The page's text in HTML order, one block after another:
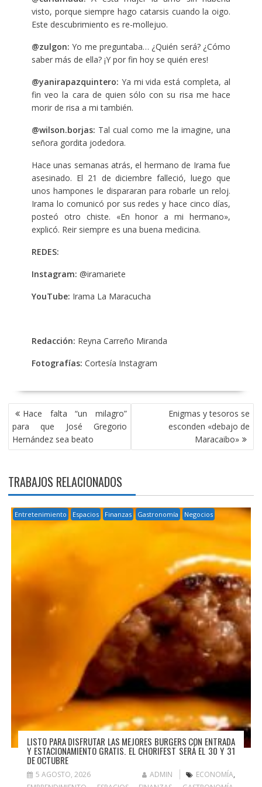
visto, porque siempre hago catarsis cuando la oigo.
Este descubrimiento es re-mollejuo.
@zulgon: Yo me preguntaba… ¿Quién será? ¿Cómo
saber más de ella? ¡Y por fin hoy se quién eres!
@yanirapazquintero: Ya mi vida está completa, al
fin veo la cara de quien sólo con su risa me hace
morir de risa a mi también.
@wilson.borjas: Tal cual como me la imagine, una
señora gordita jodedora.
Hace unas semanas atrás, el hermano de Irama fue
asesinado. El 21 de diciembre falleció, luego que
unos hampones le dispararan para robarle un reloj.
Irama lo comunicó por sus redes y hace cinco días,
posteó otro chiste. «En honor a mi hermano»,
explicó. Reir siempre es una buena medicina.
REDES:
Instagram: @iramariete
YouTube: Irama La Maracucha
Redacción: Reyna Carreño Miranda
Fotografías: Cortesía Instagram
NAVEGACIÓN
DE
ENTRADAS
Hace falta “un milagro”
para que José Gregorio
Hernández sea beato
Enigmas y tesoros se
esconden «debajo de
Maracaibo»
TRABAJOS RELACIONADOS
Entretenimiento Espacios Finanzas Gastronomía Negocios
LISTO PARA DISFRUTAR LAS MEJORES BURGERS CON ENTRADA
Y ESTACIONAMIENTO GRATIS. EL CHORIFEST SERÁ EL 30 Y 31
DE OCTUBRE
5 AGOSTO, 2026 ADMIN ECONOMÍA,